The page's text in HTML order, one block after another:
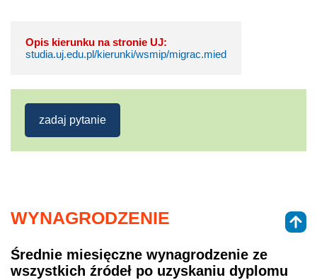
Opis kierunku na stronie UJ:
studia.uj.edu.pl/kierunki/wsmip/migrac.mied
zadaj pytanie
WYNAGRODZENIE
Średnie miesięczne wynagrodzenie ze
wszystkich źródeł po uzyskaniu dyplomu